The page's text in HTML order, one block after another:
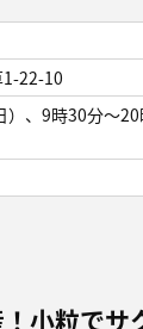
22-10
）、9時30分～
小粒で